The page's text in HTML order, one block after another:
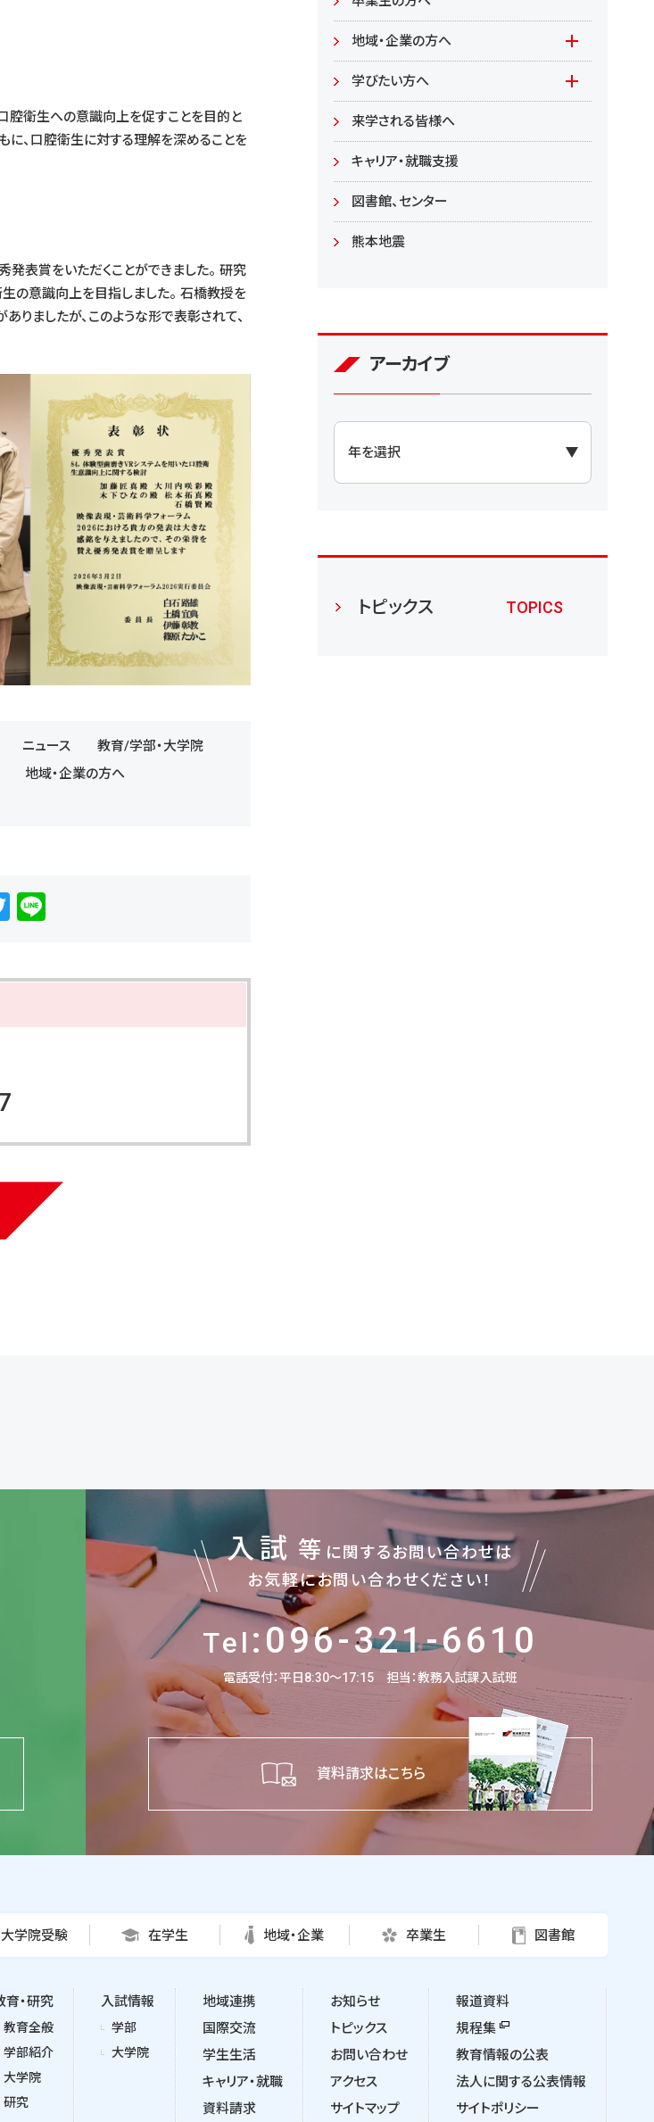
腔衛生への意識向上を促すことを目的と
に、口腔衛生に対する理解を深めることを
発表賞をいただくことができました。 研究
の意識向上を目指しました。 石橋教授を
りましたが、このような形で表彰されて、
ニュース
教育/学部・大学院
地域・企業の方へ
T
er
教育/学部・大学院
地域・企業の方へ
学びたい方へ(生涯学習)
学びたい方へ
学部
大学院
来学される皆様へ
キャリア・就職支援
図書館、センター
熊本地震
アーカイブ
トピックス TOPICS
入試 等 に関するお問い合わせは
お気軽にお問い合わせください！
Tel :096-321-6610
電話受付：平日8:30～17:15 担当：教務入試課入試班
資料請求はこちら
大学院受験 在学生 地域・企業 卒業生 図書館
育・研究
教育全般
学部紹介
大学院
研究
入試情報
学部
大学院
地域連携
国際交流
学生生活
キャリア・就職
資料請求
お知らせ
トピックス
お問い合わせ
アクセス
サイトマップ
報道資料
規程集
教育情報の公表
法人に関する公表情報
サイトポリシー